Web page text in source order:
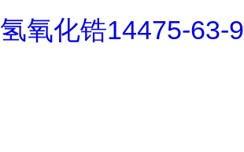
氢氧化锆14475-63-9